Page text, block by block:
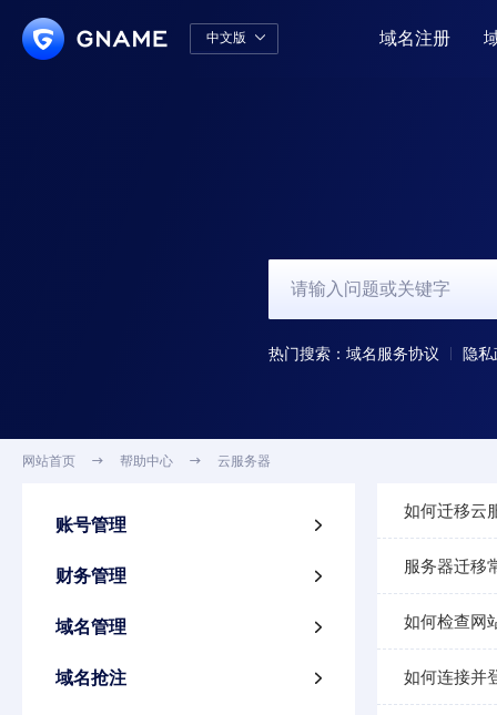
中文版  域名注册
热门搜索： 域名服务协议 隐
网站首页  帮助中心  云服务器
账号管理 
财务管理 
域名管理 
域名抢注 
如何迁移云
服务器迁移
如何检查网
如何连接并